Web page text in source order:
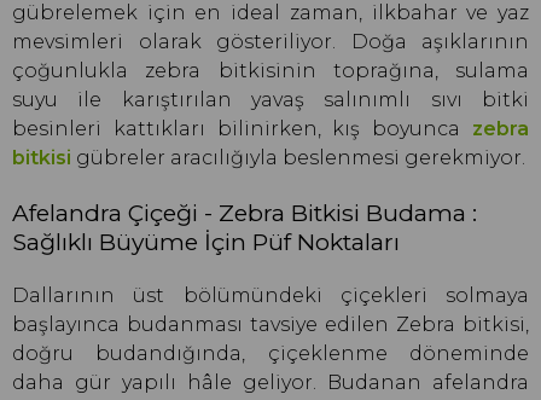
gübrelemek için en ideal zaman, ilkbahar ve yaz
mevsimleri olarak gösteriliyor. Doğa aşıklarının
çoğunlukla zebra bitkisinin toprağına, sulama
suyu ile karıştırılan yavaş salınımlı sıvı bitki
besinleri kattıkları bilinirken, kış boyunca zebra
bitkisi gübreler aracılığıyla beslenmesi gerekmiyor.
Afelandra Çiçeği - Zebra Bitkisi Budama :
Sağlıklı Büyüme İçin Püf Noktaları
Dallarının üst bölümündeki çiçekleri solmaya
başlayınca budanması tavsiye edilen Zebra bitkisi,
doğru budandığında, çiçeklenme döneminde
daha gür yapılı hâle geliyor. Budanan afelandra